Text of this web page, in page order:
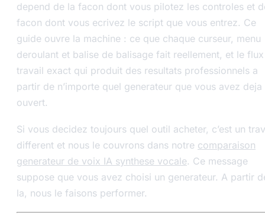
depend de la facon dont vous pilotez les controles et
facon dont vous ecrivez le script que vous entrez. Ce
guide ouvre la machine : ce que chaque curseur, menu
deroulant et balise de balisage fait reellement, et le
travail exact qui produit des resultats professionnels a
partir de n’importe quel generateur que vous avez deja
ouvert.
Si vous decidez toujours quel outil acheter, c’est un
different et nous le couvrons dans notre comparaison
generateur de voix IA synthese vocale. Ce message
suppose que vous avez choisi un generateur. A partir
la, nous le faisons performer.